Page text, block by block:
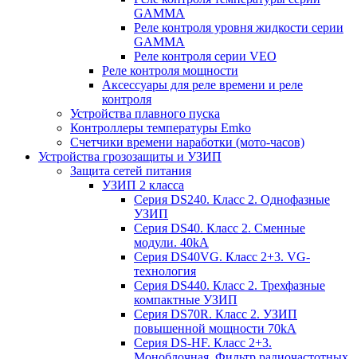
GAMMA
Реле контроля уровня жидкости серии
GAMMA
Реле контроля серии VEO
Реле контроля мощности
Аксессуары для реле времени и реле
контроля
Устройства плавного пуска
Контроллеры температуры Emko
Счетчики времени наработки (мото-часов)
Устройства грозозащиты и УЗИП
Защита сетей питания
УЗИП 2 класса
Серия DS240. Класс 2. Однофазные
УЗИП
Серия DS40. Класс 2. Сменные
модули. 40kA
Серия DS40VG. Класс 2+3. VG-
технология
Серия DS440. Класс 2. Трехфазные
компактные УЗИП
Серия DS70R. Класс 2. УЗИП
повышенной мощности 70kA
Серия DS-HF. Класс 2+3.